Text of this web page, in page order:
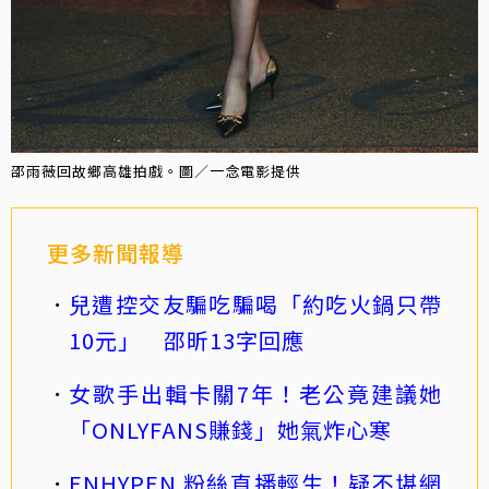
邵雨薇回故鄉高雄拍戲。圖／一念電影提供
更多新聞報導
兒遭控交友騙吃騙喝「約吃火鍋只帶
10元」 邵昕13字回應
女歌手出輯卡關7年！老公竟建議她
「ONLYFANS賺錢」她氣炸心寒